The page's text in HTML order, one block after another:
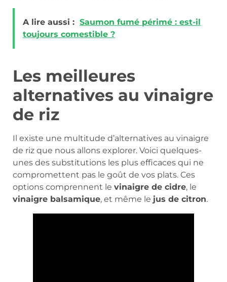
A lire aussi : Saumon fumé périmé : est-il
toujours comestible ?
Les meilleures
alternatives au vinaigre
de riz
Il existe une multitude d’alternatives au vinaigre
de riz que nous allons explorer. Voici quelques-
unes des substitutions les plus efficaces qui ne
compromettent pas le goût de vos plats. Ces
options comprennent le vinaigre de cidre, le
vinaigre balsamique, et même le jus de citron.